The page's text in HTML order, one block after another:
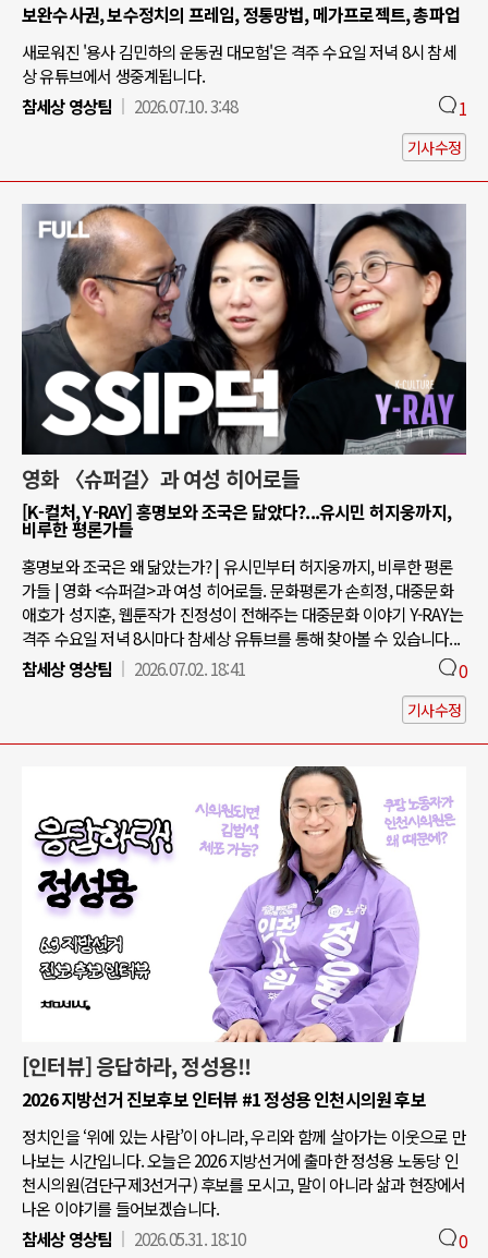
보완수사권, 보수정치의 프레임, 정통망법, 메가프로젝트, 총파업
새로워진 '용사 김민하의 운동권 대모험'은 격주 수요일 저녁 8시 참세
상 유튜브에서 생중계됩니다.
참세상 영상팀
2026.07.10. 3:48 1
기사수정
영화 〈슈퍼걸〉과 여성 히어로들
[K-컬처, Y-RAY] 홍명보와 조국은 닮았다?...유시민 허지웅까지,
비루한 평론가들
홍명보와 조국은 왜 닮았는가? | 유시민부터 허지웅까지, 비루한 평론
가들 | 영화 <슈퍼걸>과 여성 히어로들. 문화평론가 손희정, 대중문화
애호가 성지훈, 웹툰작가 진정성이 전해주는 대중문화 이야기 Y-RAY는
격주 수요일 저녁 8시마다 참세상 유튜브를 통해 찾아볼 수 있습니다...
참세상 영상팀
2026.07.02. 18:41 0
기사수정
[인터뷰] 응답하라, 정성용!!
2026 지방선거 진보후보 인터뷰 #1 정성용 인천시의원 후보
정치인을 ‘위에 있는 사람’이 아니라, 우리와 함께 살아가는 이웃으로 만
나보는 시간입니다. 오늘은 2026 지방선거에 출마한 정성용 노동당 인
천시의원(검단구제3선거구) 후보를 모시고, 말이 아니라 삶과 현장에서
나온 이야기를 들어보겠습니다.
참세상 영상팀
2026.05.31. 18:10 0